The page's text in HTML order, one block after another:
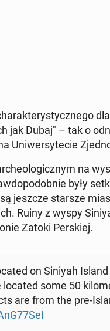
jak Dubaj" – tak o
Uni­wer­sy­te­cie
na
były
jeszcze starsze
Ruiny z wyspy
Zatoki Per­skiej.
on Siniyah
located some 50
are from the pre-